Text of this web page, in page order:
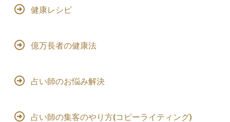
健康レシピ
億万長者の健康法
占い師のお悩み解決
占い師の集客のやり方(コピーライティング)